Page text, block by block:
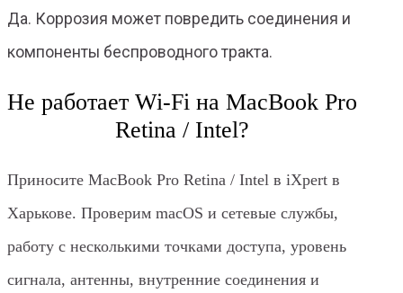
Да. Коррозия может повредить соединения и
компоненты беспроводного тракта.
Не работает Wi‑Fi на MacBook Pro
Retina / Intel?
Приносите MacBook Pro Retina / Intel в iXpert в
Харькове. Проверим macOS и сетевые службы,
работу с несколькими точками доступа, уровень
сигнала, антенны, внутренние соединения и